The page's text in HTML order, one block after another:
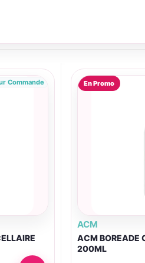
Commande En Promo
ACM
ACM BOREADE
200ML